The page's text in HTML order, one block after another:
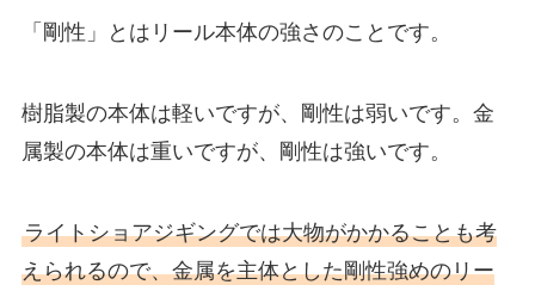
「剛性」とはリール本体の強さのことです。
樹脂製の本体は軽いですが、剛性は弱いです。金
属製の本体は重いですが、剛性は強いです。
ライトショアジギングでは大物がかかることも考
えられるので、金属を主体とした剛性強めのリー